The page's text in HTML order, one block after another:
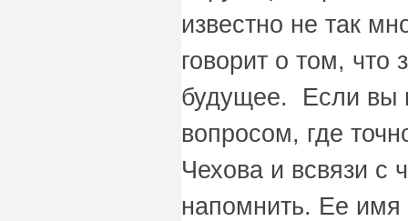
известно не так
говорит о том, что
будущее. Если вы
вопросом, где
Чехова и всвязи
напомнить. Ее